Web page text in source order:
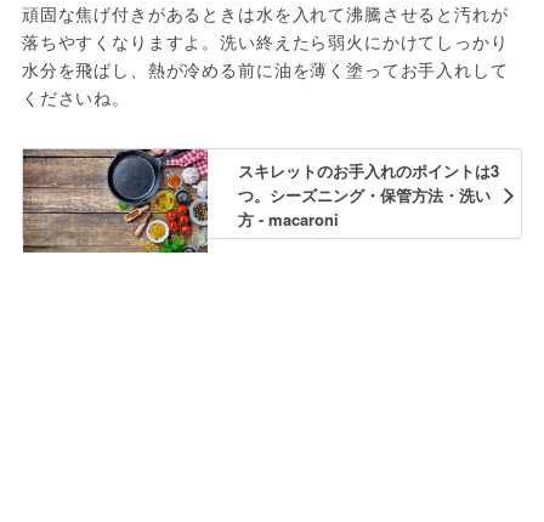
頑固な焦げ付きがあるときは水を入れて沸騰させると汚れが
落ちやすくなりますよ。洗い終えたら弱火にかけてしっかり
水分を飛ばし、熱が冷める前に油を薄く塗ってお手入れして
くださいね。
スキレットのお手入れのポイントは3
つ。シーズニング・保管方法・洗い
方 - macaroni